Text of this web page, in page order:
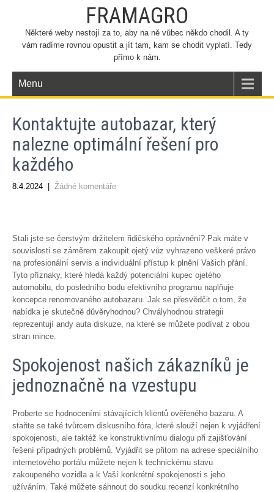
FRAMAGRO
Některé weby nestojí za to, aby na ně vůbec někdo chodil. A ty
vám radíme rovnou opustit a jít tam, kam se chodit vyplatí. Tedy
přímo k nám.
Menu
Kontaktujte autobazar, který
nalezne optimální řešení pro
každého
8.4.2024 Žádné komentáře
Stali jste se čerstvým držitelem řidičského oprávnění? Pak máte v
souvislosti se záměrem zakoupit ojetý vůz vyhrazeno veškeré právo
na profesionální servis a individuální přístup k plnění Vašich přání.
Tyto příznaky, které hledá každý potenciální kupec ojetého
automobilu, do posledního bodu efektivního programu naplňuje
koncepce renomovaného autobazaru. Jak se přesvědčit o tom, že
nabídka je skutečně důvěryhodnou? Chvályhodnou strategii
reprezentují andy auta diskuze, na které se můžete podívat z obou
stran mince.
Spokojenost našich zákazníků je
jednoznačně na vzestupu
Proberte se hodnoceními stávajících klientů ověřeného bazaru. A
staňte se také tvůrcem diskusního fóra, které slouží nejen k vyjádření
spokojenosti, ale taktéž ke konstruktivnímu dialogu při zajišťování
řešení případných problémů. Vyjádřit se přitom na adrese speciálního
internetového portálu můžete nejen k technickému stavu
zakoupeného vozidla a k Vaší konkrétní spokojenosti s jeho
užíváním. Také můžete sáhnout do soudku recenzí konkrétního